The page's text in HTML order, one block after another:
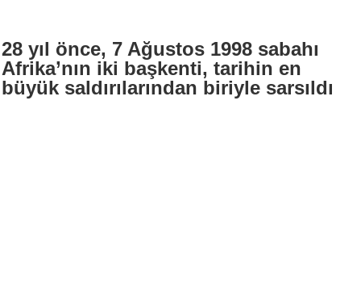
28 yıl önce, 7 Ağustos 1998 sabahı
Afrika’nın iki başkenti, tarihin en
büyük saldırılarından biriyle sarsıldı